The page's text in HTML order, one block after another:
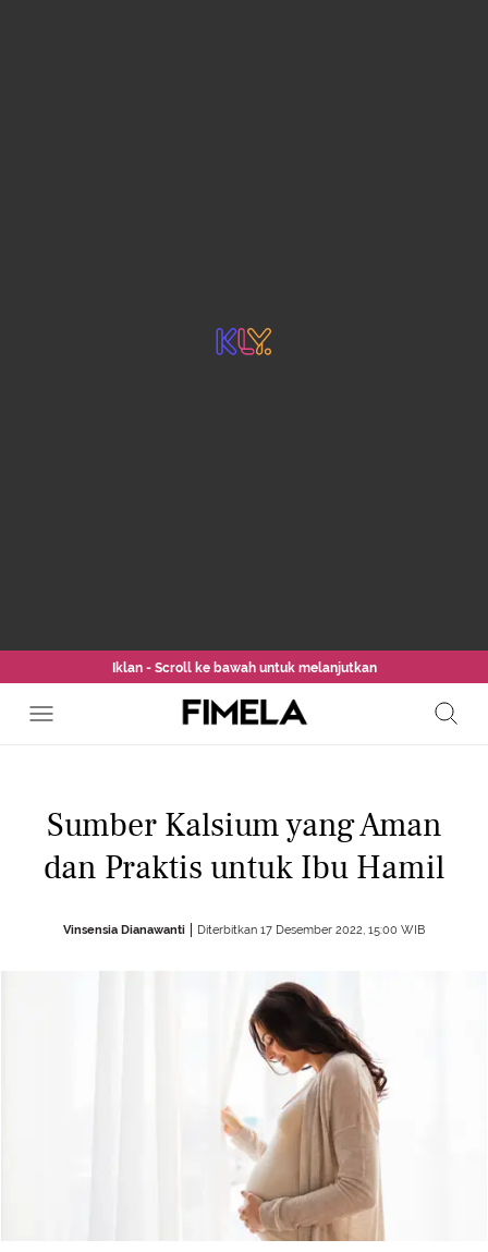
Iklan - Scroll ke bawah untuk melanjutkan
Sumber Kalsium yang Aman
dan Praktis untuk Ibu Hamil
Vinsensia Dianawanti Diterbitkan 17 Desember 2022, 15:00 WIB